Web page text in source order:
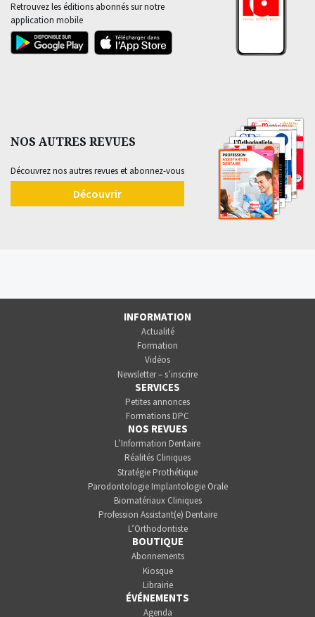
Retrouvez les éditions abonnés sur notre
application mobile
NOS AUTRES REVUES
Découvrez nos autres revues et abonnez-vous
Découvrir
INFORMATION
Actualité
Formation
Vidéos
Newsletter – s’inscrire
SERVICES
Petites annonces
Formations DPC
NOS REVUES
L’Information Dentaire
Réalités Cliniques
Stratégie Prothétique
Parodontologie Implantologie Orale
Biomatériaux Cliniques
Profession Assistant(e) Dentaire
L’Orthodontiste
BOUTIQUE
Abonnements
Kiosque
Librairie
ÉVÉNEMENTS
Agenda